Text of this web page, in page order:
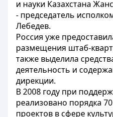
и науки Казахстана
- председатель
Лебедев.
Россия уже
размещения штаб-
также выделила
деятельность и
дирекции.
В 2008 году при
реализовано порядка
проектов в сфере